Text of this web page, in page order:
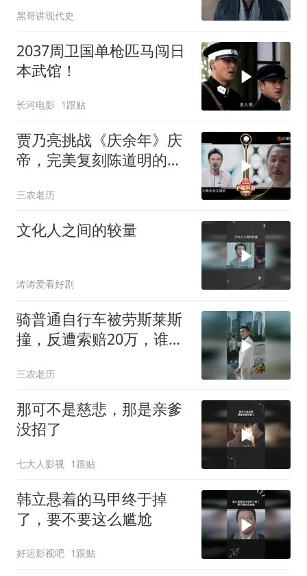
黑哥讲现代史
2037周卫国单枪匹马闯日
本武馆！
长河电影 1跟贴
贾乃亮挑战《庆余年》庆
帝，完美复刻陈道明的台
现
三农老历
文化人之间的较量
涛涛爱看好剧
骑普通自行车被劳斯莱斯
撞，反遭索赔20万，谁知
三农老历
那可不是慈悲，那是亲爹
没招了
七大人影视 1跟贴
韩立悬着的马甲终于掉
了，要不要这么尴尬
好运影视吧 1跟贴